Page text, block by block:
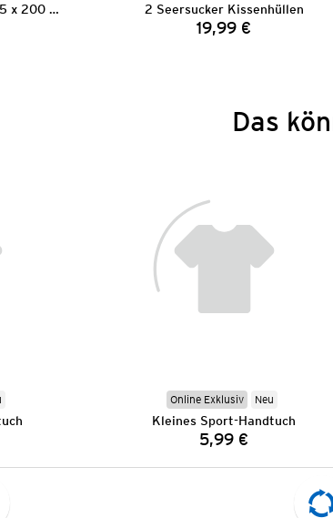
Seersucker Bettwäsche 135 x 200 cm 2 Seersucker Kissenhüllen
Preis:
19,99 €
Das
Online Exklusiv Neu
Kleines Sport-Handtuch
Preis:
5,99 €